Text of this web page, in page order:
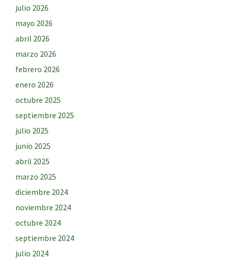
julio 2026
mayo 2026
abril 2026
marzo 2026
febrero 2026
enero 2026
octubre 2025
septiembre 2025
julio 2025
junio 2025
abril 2025
marzo 2025
diciembre 2024
noviembre 2024
octubre 2024
septiembre 2024
julio 2024